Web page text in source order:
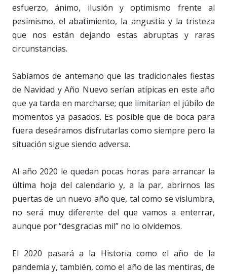
esfuerzo, ánimo, ilusión y optimismo frente al
pesimismo, el abatimiento, la angustia y la tristeza
que nos están dejando estas abruptas y raras
circunstancias.
Sabíamos de antemano que las tradicionales fiestas
de Navidad y Año Nuevo serían atípicas en este año
que ya tarda en marcharse; que limitarían el júbilo de
momentos ya pasados. Es posible que de boca para
fuera deseáramos disfrutarlas como siempre pero la
situación sigue siendo adversa.
Al año 2020 le quedan pocas horas para arrancar la
última hoja del calendario y, a la par, abrirnos las
puertas de un nuevo año que, tal como se vislumbra,
no será muy diferente del que vamos a enterrar,
aunque por “desgracias mil” no lo olvidemos.
El 2020 pasará a la Historia como el año de la
pandemia y, también, como el año de las mentiras, de